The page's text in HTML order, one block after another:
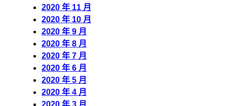
2020 年 11 月
2020 年 10 月
2020 年 9 月
2020 年 8 月
2020 年 7 月
2020 年 6 月
2020 年 5 月
2020 年 4 月
2020 年 3 月